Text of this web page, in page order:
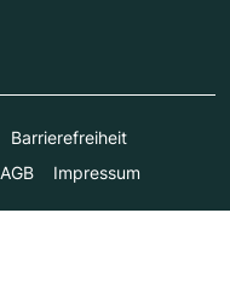
Barrierefreiheit
AGB Impressum